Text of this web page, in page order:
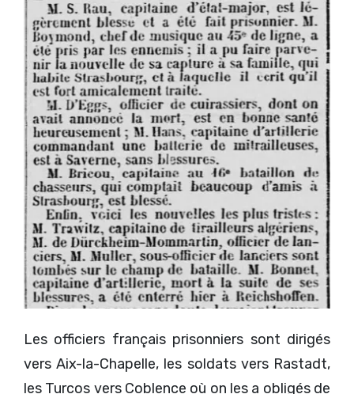
Les officiers français prisonniers sont dirigés
vers Aix-la-Chapelle, les soldats vers Rastadt,
les Turcos vers Coblence où on les a obligés de